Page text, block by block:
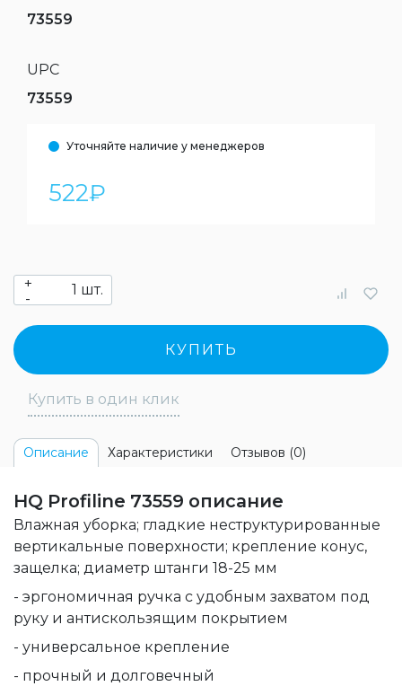
73559
UPC
73559
Уточняйте наличие у менеджеров
522₽
+
-
шт.
КУПИТЬ
Купить в один клик
Описание Характеристики Отзывов (0)
HQ Profiline 73559 описание
Влажная уборка; гладкие неструктурированные
вертикальные поверхности; крепление конус,
защелка; диаметр штанги 18-25 мм
- эргономичная ручка с удобным захватом под
руку и антискользящим покрытием
- универсальное крепление
- прочный и долговечный